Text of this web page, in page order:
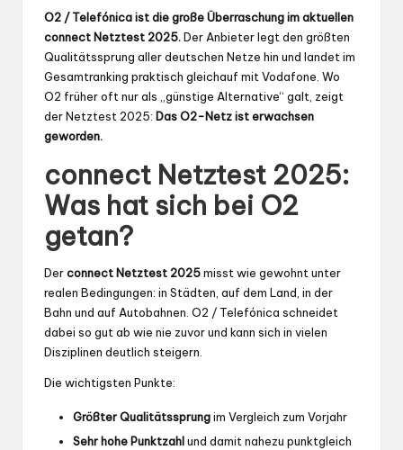
O2 / Telefónica ist die große Überraschung im aktuellen
connect Netztest 2025.Der Anbieter legt den größten
Qualitätssprung aller deutschen Netze hin und landet im
Gesamtranking praktisch gleichauf mit Vodafone. Wo
O2 früher oft nur als „günstige Alternative“ galt, zeigt
der Netztest 2025: Das O2-Netz ist erwachsen
geworden.
connect Netztest 2025:
Was hat sich bei O2
getan?
Derconnect Netztest 2025misst wie gewohnt unter
realen Bedingungen: in Städten, auf dem Land, in der
Bahn und auf Autobahnen. O2 / Telefónica schneidet
dabei so gut ab wie nie zuvor und kann sich in vielen
Disziplinen deutlich steigern.
Die wichtigsten Punkte:
Größter Qualitätssprungim Vergleich zum Vorjahr
Sehr hohe Punktzahlund damit nahezu punktgleich